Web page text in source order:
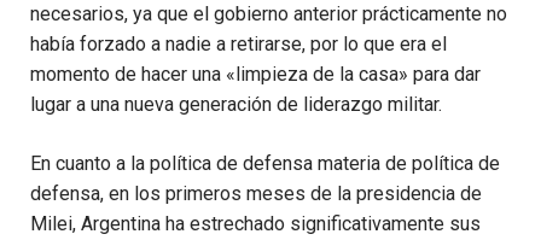
necesarios, ya que el gobierno anterior prácticamente no
había forzado a nadie a retirarse, por lo que era el
momento de hacer una «limpieza de la casa» para dar
lugar a una nueva generación de liderazgo militar.
En cuanto a la política de defensa materia de política de
defensa, en los primeros meses de la presidencia de
Milei, Argentina ha estrechado significativamente sus